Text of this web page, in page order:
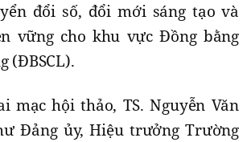
đổi số, đổi mới sáng tạo và
vững cho khu vực Đồng bằng
(ĐBSCL).
mạc hội thảo, TS. Nguyễn Văn
Đảng ủy, Hiệu trưởng Trường